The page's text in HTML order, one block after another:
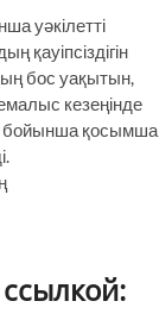
уәкілетті
қауіпсіздігін
бос уақытын,
кезеңінде
бойынша қосымша